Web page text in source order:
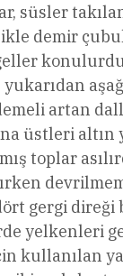
süsler
demir
artan
üstleri altın
toplar
gergi
yelkenleri
kullanılan